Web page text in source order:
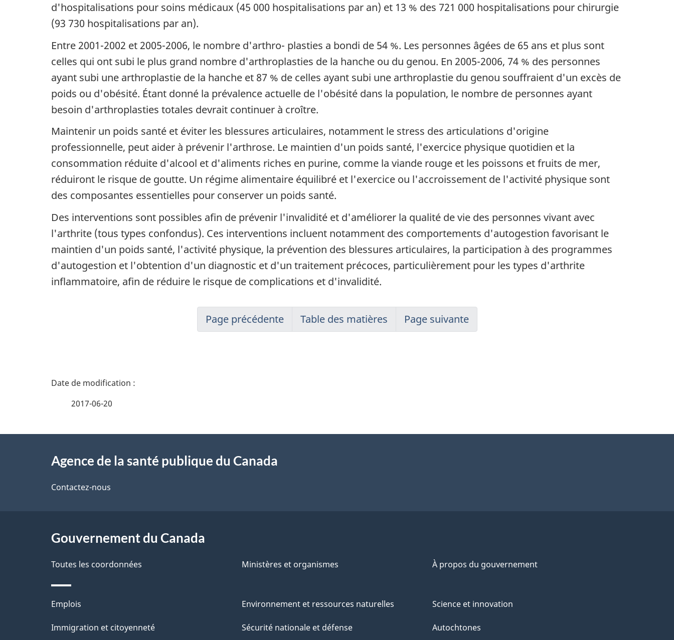
d'hospitalisations pour soins médicaux (45 000 hospitalisations par an) et 13 % des 721 000 hospitalisations pour chirurgie
(93 730 hospitalisations par an).
Entre 2001-2002 et 2005-2006, le nombre d'arthro- plasties a bondi de 54 %. Les personnes âgées de 65 ans et plus sont
celles qui ont subi le plus grand nombre d'arthroplasties de la hanche ou du genou. En 2005-2006, 74 % des personnes
ayant subi une arthroplastie de la hanche et 87 % de celles ayant subi une arthroplastie du genou souffraient d'un excès de
poids ou d'obésité. Étant donné la prévalence actuelle de l'obésité dans la population, le nombre de personnes ayant
besoin d'arthroplasties totales devrait continuer à croître.
Maintenir un poids santé et éviter les blessures articulaires, notamment le stress des articulations d'origine
professionnelle, peut aider à prévenir l'arthrose. Le maintien d'un poids santé, l'exercice physique quotidien et la
consommation réduite d'alcool et d'aliments riches en purine, comme la viande rouge et les poissons et fruits de mer,
réduiront le risque de goutte. Un régime alimentaire équilibré et l'exercice ou l'accroissement de l'activité physique sont
des composantes essentielles pour conserver un poids santé.
Des interventions sont possibles afin de prévenir l'invalidité et d'améliorer la qualité de vie des personnes vivant avec
l'arthrite (tous types confondus). Ces interventions incluent notamment des comportements d'autogestion favorisant le
maintien d'un poids santé, l'activité physique, la prévention des blessures articulaires, la participation à des programmes
d'autogestion et l'obtention d'un diagnostic et d'un traitement précoces, particulièrement pour les types d'arthrite
inflammatoire, afin de réduire le risque de complications et d'invalidité.
Page précédente Table des matières Page suivante
D
a
d
e
l
2017-06-20
proposAgence de la santé publique du Canada
Contactez-nous
Gouvernement du Canada
Toutes les coordonnées Ministères et organismes À propos du gouvernement
Thèmes
et
Emplois
Immigration et citoyenneté
Environnement et ressources naturelles
Sécurité nationale et défense
Science et innovation
Autochtones